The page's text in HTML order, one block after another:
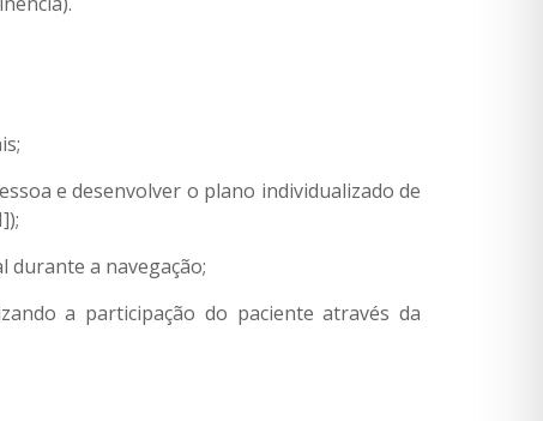
e desenvolver o plano individualizado de
durante a navegação;
a participação do paciente através da